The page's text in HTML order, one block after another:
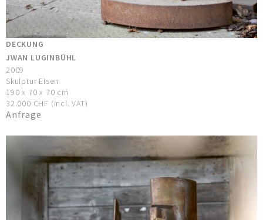
DECKUNG
JWAN LUGINBÜHL
2009
Skulptur Eisen
190 x 70 x 70 cm
32.000 CHF (incl. VAT)
Anfrage